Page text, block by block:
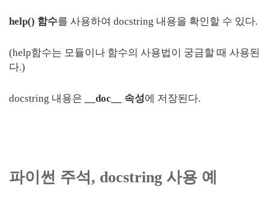
help() 함수를 사용하여 docstring 내용을 확인할 수 있다.
(help함수는 모듈이나 함수의 사용법이 궁금할 때 사용된
다.)
docstring 내용은 __doc__ 속성에 저장된다.
파이썬 주석, docstring 사용 예